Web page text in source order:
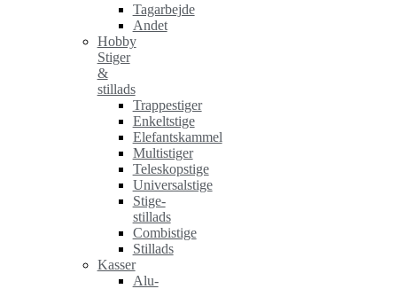
Tagarbejde
Andet
Hobby
Stiger
&
stillads
Trappestiger
Enkeltstige
Elefantskammel
Multistiger
Teleskopstige
Universalstige
Stige-
stillads
Combistige
Stillads
Kasser
Alu-